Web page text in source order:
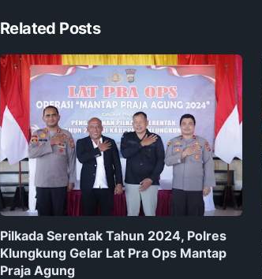
Related Posts
Pilkada Serentak Tahun 2024, Polres
Klungkung Gelar Lat Pra Ops Mantap
Praja Agung